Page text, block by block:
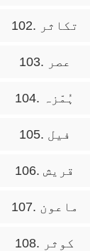
102. تکاثر
103. عصر
104. ہُمّزہ
105. فیل
106. قریش
107. ماعون
108. کوثر